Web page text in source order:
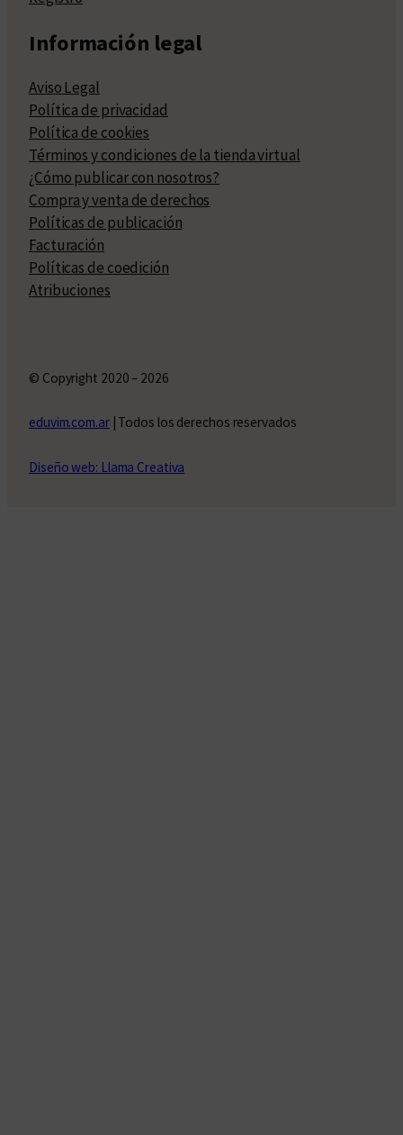
Información legal
Aviso Legal
Política de privacidad
Política de cookies
Términos y condiciones de la tienda virtual
¿Cómo publicar con nosotros?
Compra y venta de derechos
Políticas de publicación
Facturación
Políticas de coedición
Atribuciones
© Copyright 2020 – 2026
eduvim.com.ar| Todos los derechos reservados
Diseño web: Llama Creativa